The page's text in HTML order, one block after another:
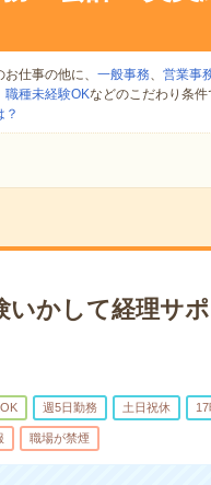
仕事の他に、 一般事務、 営業事
職種未経験OKなどのこだわり条件
？
いかして経理サポ
週5日勤務 土日祝休
職場が禁煙